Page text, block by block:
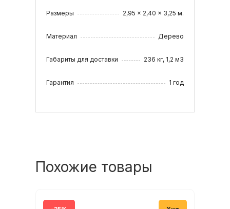
Размеры 2,95 x 2,40 x 3,25 м.
Материал Дерево
Габариты для доставки 236 кг, 1,2 м3
Гарантия 1 год
право менять цвет отдельных
палитры пропиток на производстве.
(Серия 1)
Похожие товары